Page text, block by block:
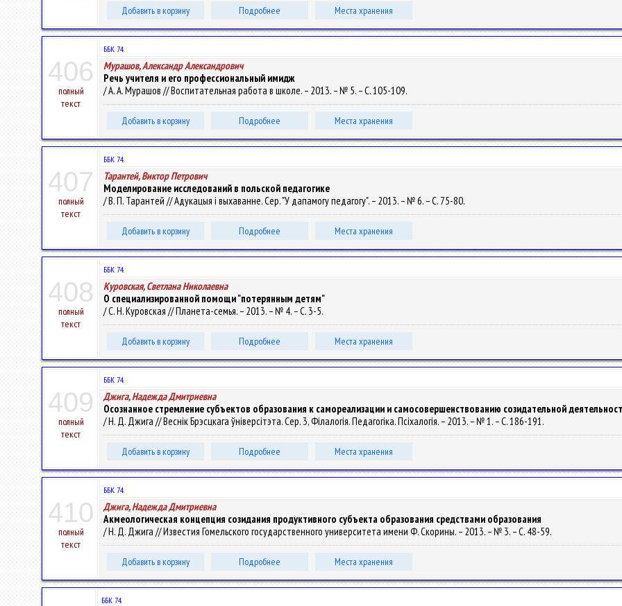
Добавить в корзину Подробнее Места хранения
406
полный
текст
ББК 74.
Мурашов, Александр Александрович
Речь учителя и его профессиональный имидж
/ А. А. Мурашов // Воспитательная работа в школе. – 2013. – № 5. – С. 105-109.
Добавить в корзину Подробнее Места хранения
407
полный
текст
ББК 74.
Тарантей, Виктор Петрович
Моделирование исследований в польской педагогике
/ В. П. Тарантей // Адукацыя і выхаванне. Сер. "У дапамогу педагогу". – 2013. – № 6. – С. 75-80.
Добавить в корзину Подробнее Места хранения
408
полный
текст
ББК 74.
Куровская, Светлана Николаевна
О специализированной помощи "потерянным детям"
/ С. Н. Куровская // Планета-семья. – 2013. – № 4. – С. 3-5.
Добавить в корзину Подробнее Места хранения
409
полный
текст
ББК 74.
Джига, Надежда Дмитриевна
Осознанное стремление субъектов образования к самореализации и самосовершенствованию созидательной
/ Н. Д. Джига // Веснік Брэсцкага ўніверсітэта. Сер. 3, Філалогія. Педагогіка. Псіхалогія. – 2013. – № 1. – С. 186-191.
Добавить в корзину Подробнее Места хранения
410
полный
текст
ББК 74.
Джига, Надежда Дмитриевна
Акмеологическая концепция созидания продуктивного субъекта образования средствами образования
/ Н. Д. Джига // Известия Гомельского государственного университета имени Ф. Скорины. – 2013. – № 3. – С. 48-59.
Добавить в корзину Подробнее Места хранения
ББК 74.